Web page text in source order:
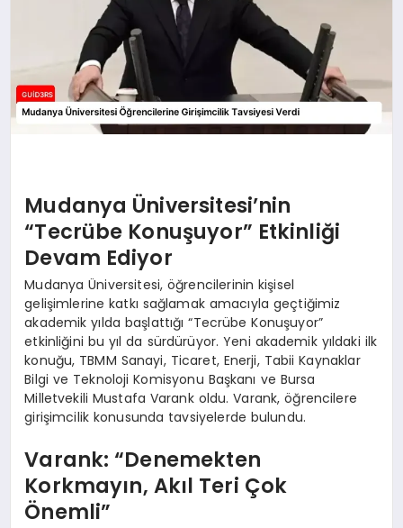
Mudanya Üniversitesi’nin
“Tecrübe Konuşuyor” Etkinliği
Devam Ediyor
Mudanya Üniversitesi, öğrencilerinin kişisel
gelişimlerine katkı sağlamak amacıyla geçtiğimiz
akademik yılda başlattığı “Tecrübe Konuşuyor”
etkinliğini bu yıl da sürdürüyor. Yeni akademik yıldaki ilk
konuğu, TBMM Sanayi, Ticaret, Enerji, Tabii Kaynaklar
Bilgi ve Teknoloji Komisyonu Başkanı ve Bursa
Milletvekili Mustafa Varank oldu. Varank, öğrencilere
girişimcilik konusunda tavsiyelerde bulundu.
Varank: “Denemekten
Korkmayın, Akıl Teri Çok
Önemli”